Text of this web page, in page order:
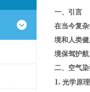
一、引言
在当今复
境和人类
境保驾护
二、空气
1. 光学原理